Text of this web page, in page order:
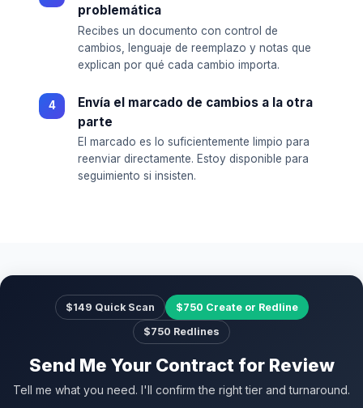
problemática
Recibes un documento con control de
cambios, lenguaje de reemplazo y notas que
explican por qué cada cambio importa.
Envía el marcado de cambios a la otra
parte
El marcado es lo suficientemente limpio para
reenviar directamente. Estoy disponible para
seguimiento si insisten.
$149 Quick Scan $750 Create or Redline
$750 Redlines
Send Me Your Contract for Review
Tell me what you need. I'll confirm the right tier and turnaround.